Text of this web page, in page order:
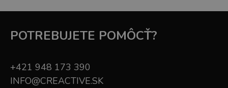
POTREBUJETE POMÔCŤ?
+421 948 173 390
INFO@CREACTIVE.SK